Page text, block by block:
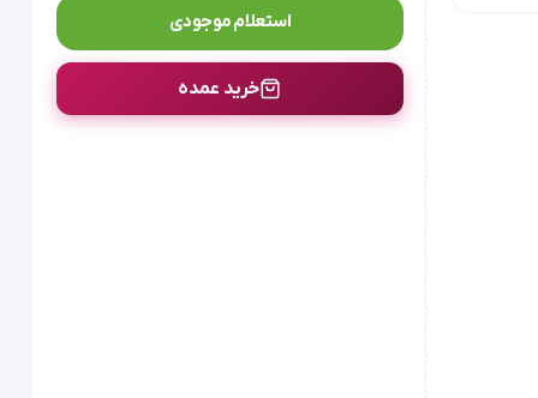
استعلام موجودی
خرید عمده